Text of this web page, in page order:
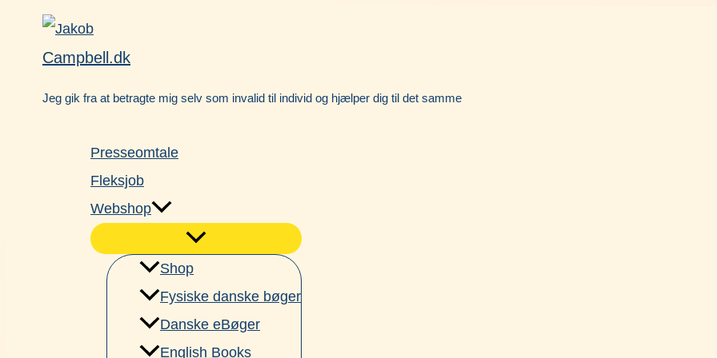
Campbell.dk
Jeg gik fra at betragte mig selv som invalid til individ og hjælper dig til det samme
Presseomtale
Fleksjob
Webshop
Shop
Fysiske danske bøger
Danske eBøger
English Books